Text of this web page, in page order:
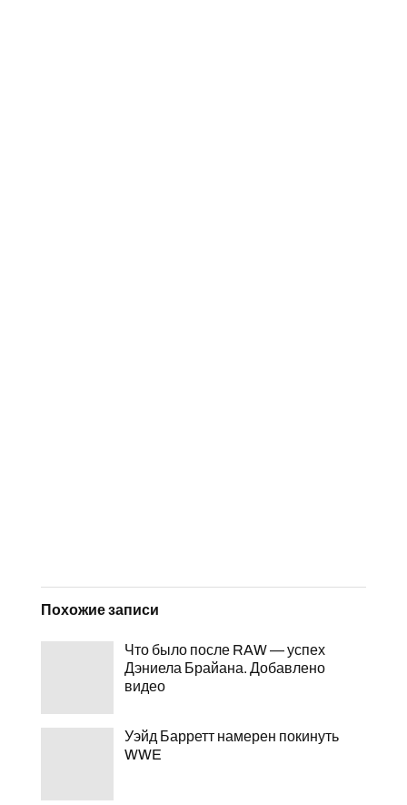
Похожие записи
Что было после RAW — успех
Дэниела Брайана. Добавлено
видео
Уэйд Барретт намерен покинуть
WWE